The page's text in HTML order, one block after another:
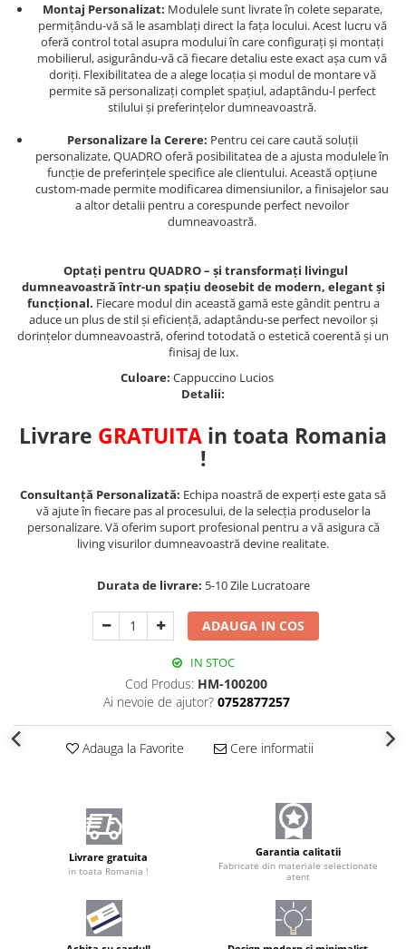
Montaj Personalizat: Modulele sunt livrate în colete separate,
permițându-vă să le asamblați direct la fața locului. Acest lucru vă
oferă control total asupra modului în care configurați și montați
mobilierul, asigurându-vă că fiecare detaliu este exact așa cum vă
doriți. Flexibilitatea de a alege locația și modul de montare vă
permite să personalizați complet spațiul, adaptându-l perfect
stilului și preferințelor dumneavoastră.
Personalizare la Cerere: Pentru cei care caută soluții
personalizate, QUADRO oferă posibilitatea de a ajusta modulele în
funcție de preferințele specifice ale clientului. Această opțiune
custom-made permite modificarea dimensiunilor, a finisajelor sau
a altor detalii pentru a corespunde perfect nevoilor
dumneavoastră.
Optați pentru QUADRO – și transformați livingul
dumneavoastră într-un spațiu deosebit de modern, elegant și
funcțional. Fiecare modul din această gamă este gândit pentru a
aduce un plus de stil și eficiență, adaptându-se perfect nevoilor și
dorințelor dumneavoastră, oferind totodată o estetică coerentă și un
finisaj de lux.
Culoare: Cappuccino Lucios
Detalii:
Livrare GRATUITA in toata Romania
!
Consultanță Personalizată: Echipa noastră de experți este gata să
vă ajute în fiecare pas al procesului, de la selecția produselor la
personalizare. Vă oferim suport profesional pentru a vă asigura că
living visurilor dumneavoastră devine realitate.
Durata de livrare: 5-10 Zile Lucratoare
ADAUGA IN COS
IN STOC
Cod Produs: HM-100200
Ai nevoie de ajutor? 0752877257
Adauga la Favorite Cere informatii
Livrare gratuita
in toata Romania !
Garantia calitatii
Fabricate din materiale selectionate
atent